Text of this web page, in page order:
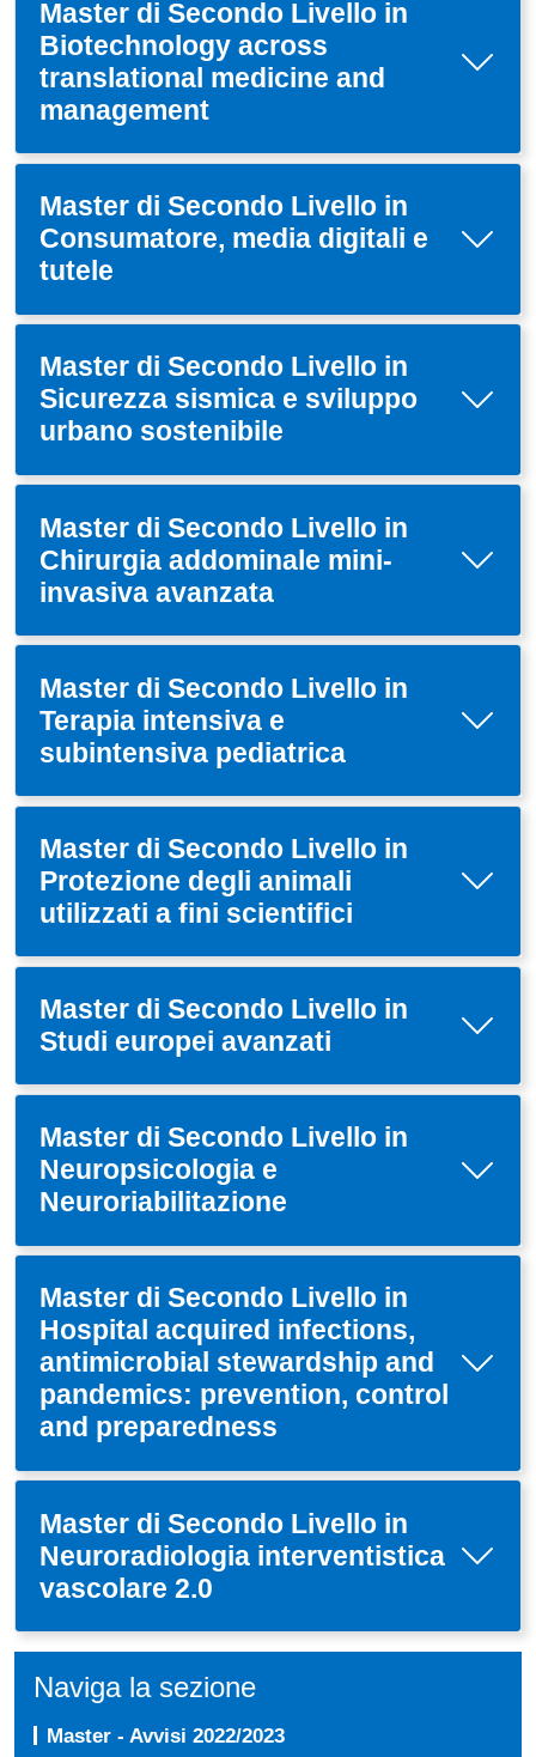
Master di Secondo Livello in
Biotechnology across
translational medicine and
management
Master di Secondo Livello in
Consumatore, media digitali e
tutele
Master di Secondo Livello in
Sicurezza sismica e sviluppo
urbano sostenibile
Master di Secondo Livello in
Chirurgia addominale mini-
invasiva avanzata
Master di Secondo Livello in
Terapia intensiva e
subintensiva pediatrica
Master di Secondo Livello in
Protezione degli animali
utilizzati a fini scientifici
Master di Secondo Livello in
Studi europei avanzati
Master di Secondo Livello in
Neuropsicologia e
Neuroriabilitazione
Master di Secondo Livello in
Hospital acquired infections,
antimicrobial stewardship and
pandemics: prevention, control
and preparedness
Master di Secondo Livello in
Neuroradiologia interventistica
vascolare 2.0
Naviga la sezione
Master - Avvisi 2022/2023